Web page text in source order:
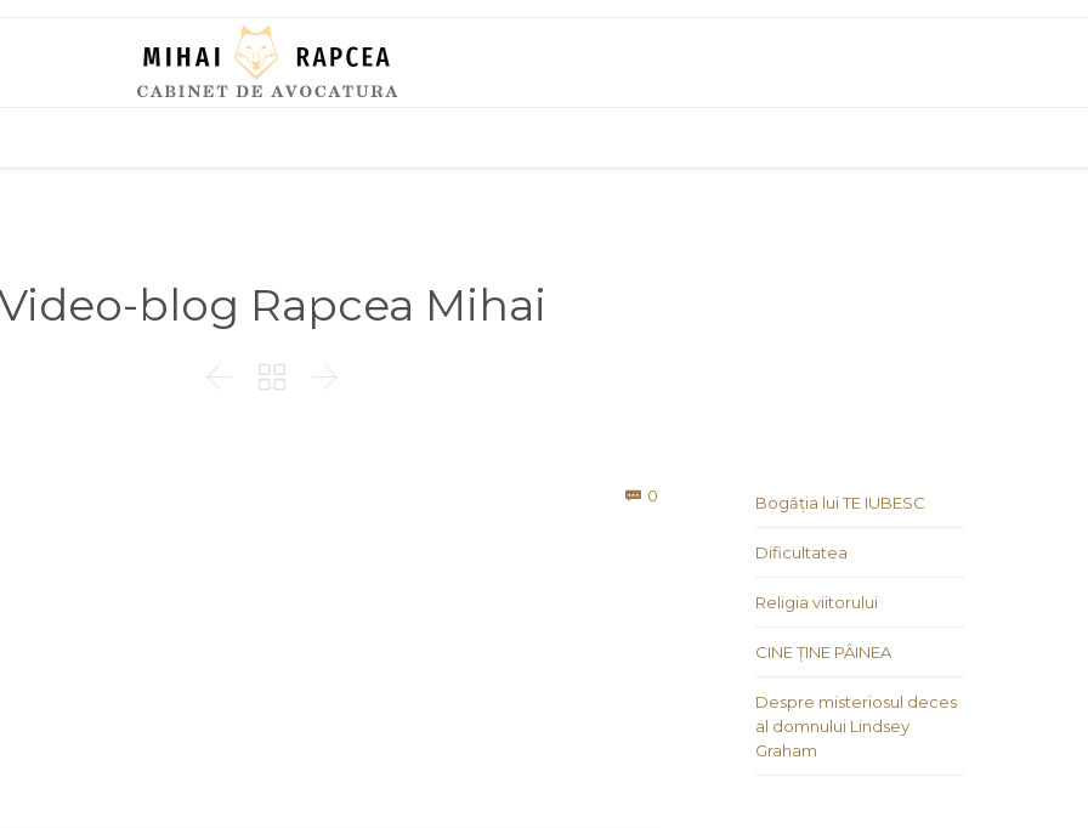
blog Rapcea Mihai
  
 0 Bogăția lui TE IUBESC
Dificultatea
Religia viitorului
CINE ȚINE PÂINEA
Despre misteriosul deces
al domnului Lindsey
Graham